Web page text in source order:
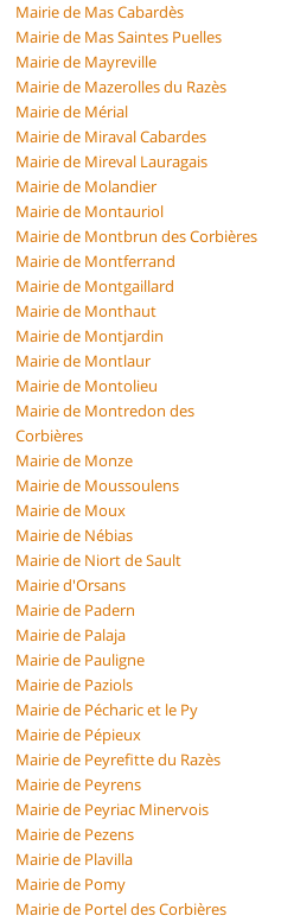
Mairie de Mas Cabardès
Mairie de Mas Saintes Puelles
Mairie de Mayreville
Mairie de Mazerolles du Razès
Mairie de Mérial
Mairie de Miraval Cabardes
Mairie de Mireval Lauragais
Mairie de Molandier
Mairie de Montauriol
Mairie de Montbrun des Corbières
Mairie de Montferrand
Mairie de Montgaillard
Mairie de Monthaut
Mairie de Montjardin
Mairie de Montlaur
Mairie de Montolieu
Mairie de Montredon des
Corbières
Mairie de Monze
Mairie de Moussoulens
Mairie de Moux
Mairie de Nébias
Mairie de Niort de Sault
Mairie d'Orsans
Mairie de Padern
Mairie de Palaja
Mairie de Pauligne
Mairie de Paziols
Mairie de Pécharic et le Py
Mairie de Pépieux
Mairie de Peyrefitte du Razès
Mairie de Peyrens
Mairie de Peyriac Minervois
Mairie de Pezens
Mairie de Plavilla
Mairie de Pomy
Mairie de Portel des Corbières